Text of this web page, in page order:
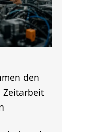
den
Zeitarbeit